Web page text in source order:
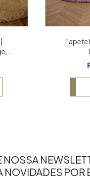
Tapete
NOSSA
NOVIDADES POR